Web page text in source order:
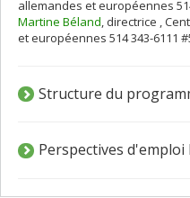
allemandes et européennes
Martine Béland , directrice ,
et européennes 514 343-6111
Structure du
Perspectives d'emploi